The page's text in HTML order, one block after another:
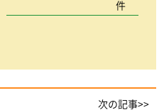
件
次の記事>>